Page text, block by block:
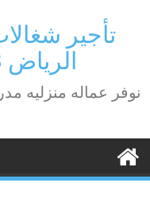
contentتأجير
الرياض 0582506203
نوفر عماله منزليه